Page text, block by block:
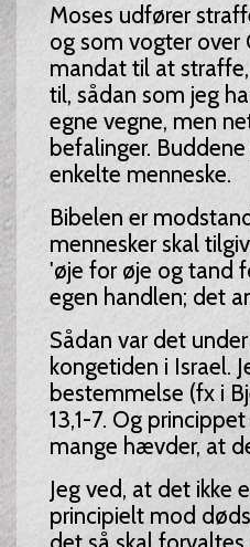
Moses udfører
og som vogter over
mandat til at
til, sådan som jeg
egne vegne, men
befalinger.
enkelte menneske.
Bibelen er
mennesker skal
'øje for øje og tand
egen handlen; det
Sådan var det
kongetiden i Israel.
bestemmelse (fx i
13,1-7. Og
mange hævder, at
Jeg ved, at det ikke
principielt mod